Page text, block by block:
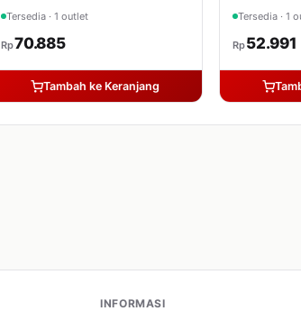
Tersedia · 1 outlet
Rp70.885
Tambah ke Keranjang
Tersedia · 1
Rp52.991
INFORMASI